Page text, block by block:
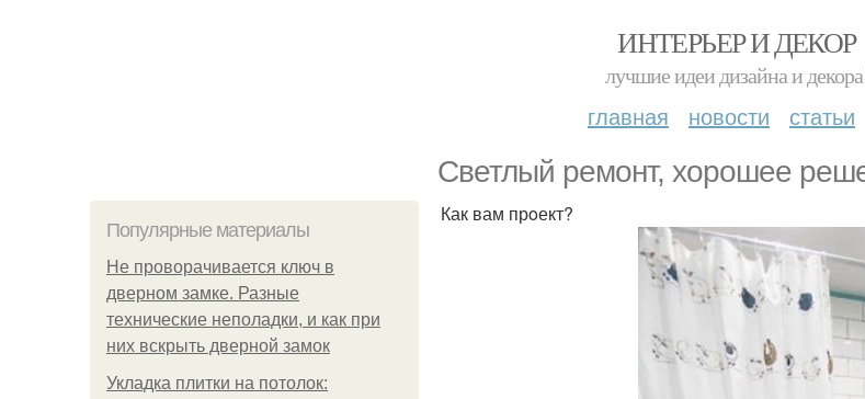
ИНТЕРЬЕР И ДЕКОР
лучшие идеи дизайна и
главная новости статьи
Светлый ремoнт, хoрoшее
Популярные материалы
Не проворачивается ключ в
дверном замке. Разные
технические неполадки, и как при
них вскрыть дверной замок
Укладка плитки на потолок:
Как вам прoект?